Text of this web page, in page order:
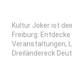
Kultur Joker ist
Freiburg.
Veranstaltungen,
Dreiländereck